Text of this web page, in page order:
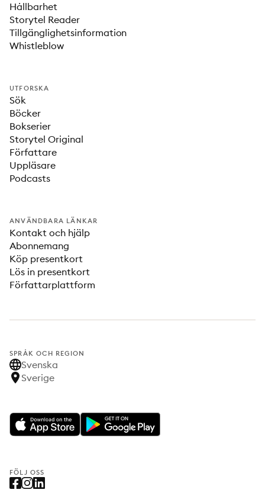
Hållbarhet
Storytel Reader
Tillgänglighetsinformation
Whistleblow
UTFORSKA
Sök
Böcker
Bokserier
Storytel Original
Författare
Uppläsare
Podcasts
ANVÄNDBARA LÄNKAR
Kontakt och hjälp
Abonnemang
Köp presentkort
Lös in presentkort
Författarplattform
SPRÅK OCH REGION
Svenska
Sverige
FÖLJ OSS